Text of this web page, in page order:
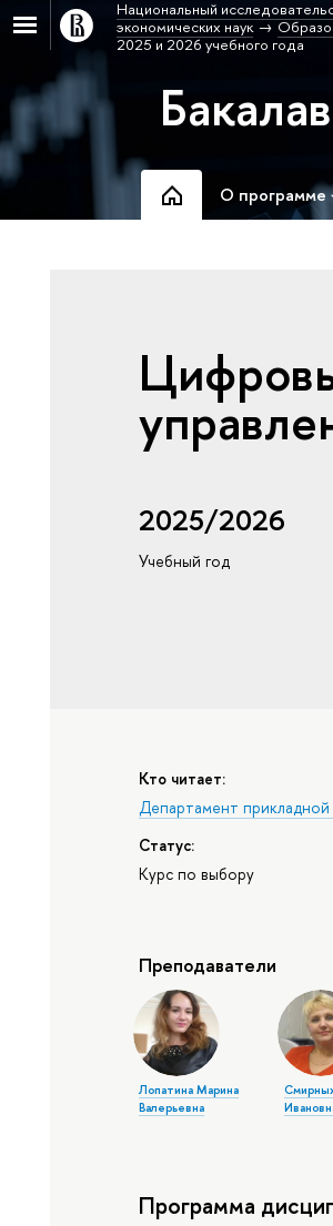
Национальный
экономических наук
2025 и 2026 учебного года
О программе
2025/2026
Учебный год
Кто читает:
Департамент
Статус:
Курс по выбору
Преподаватели
Лопатина Марина
Валерьевна
Программа